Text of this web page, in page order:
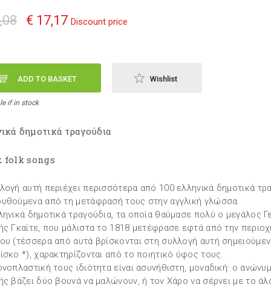
€ 17,17 Discount price
ADD TO BASKET Wishlist
if in stock
δημοτικά τραγούδια
folk songs
αυτή περιέχει περισσότερα από 100 ελληνικά δημοτικά
από τη μετάφρασή τους στην αγγλική γλώσσα.
δημοτικά τραγούδια, τα οποία θαύμασε πολύ ο μεγάλος
Γκαίτε, που μάλιστα το 1818 μετέφρασε εφτά από την
(τέσσερα από αυτά βρίσκονται στη συλλογή αυτή
*), χαρακτηρίζονται από το ποιητικό ύφος τους.
τους ιδιότητα είναι ασυνήθιστη, μοναδική: ο
βάζει δύο βουνά να μαλώνουν, ή τον Χάρο να σέρνει με το